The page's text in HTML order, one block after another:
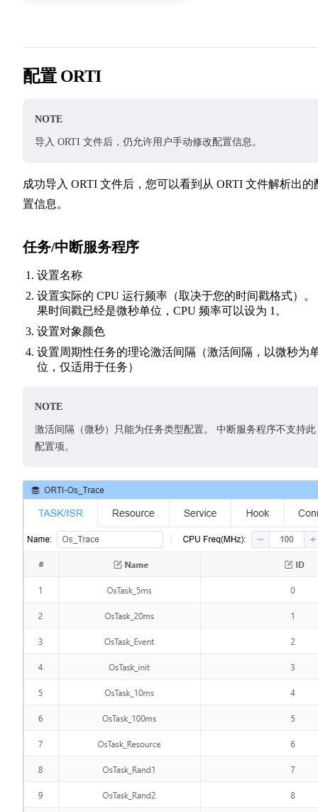
配置 ORTI
NOTE
导入 ORTI 文件后，仍允许用户手动修改配置信息。
成功导入 ORTI 文件后，您可以看到从 ORTI 文件解析出的
置信息。
任务/中断服务程序
设置名称
设置实际的 CPU 运行频率（取决于您的时间戳格式）。
果时间戳已经是微秒单位，CPU 频率可以设为 1。
设置对象颜色
设置周期性任务的理论激活间隔（激活间隔，以微秒为
位，仅适用于任务）
NOTE
激活间隔（微秒）只能为任务类型配置。 中断服务程序不支持此
配置项。